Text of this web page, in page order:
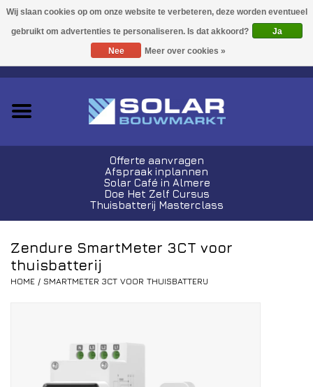
0 Artikelen - €0,00
Acties!
Kabels en Stekkers
Gereedschap
Offerte aanvragen
Afspraak inplannen
Solar Café in Almere
Doe Het Zelf Cursus
Thuisbatterij Masterclass
Zendure SmartMeter 3CT voor
thuisbatterij
HOME / SMARTMETER 3CT VOOR THUISBATTERIJ
Ja
Nee
Meer over cookies »